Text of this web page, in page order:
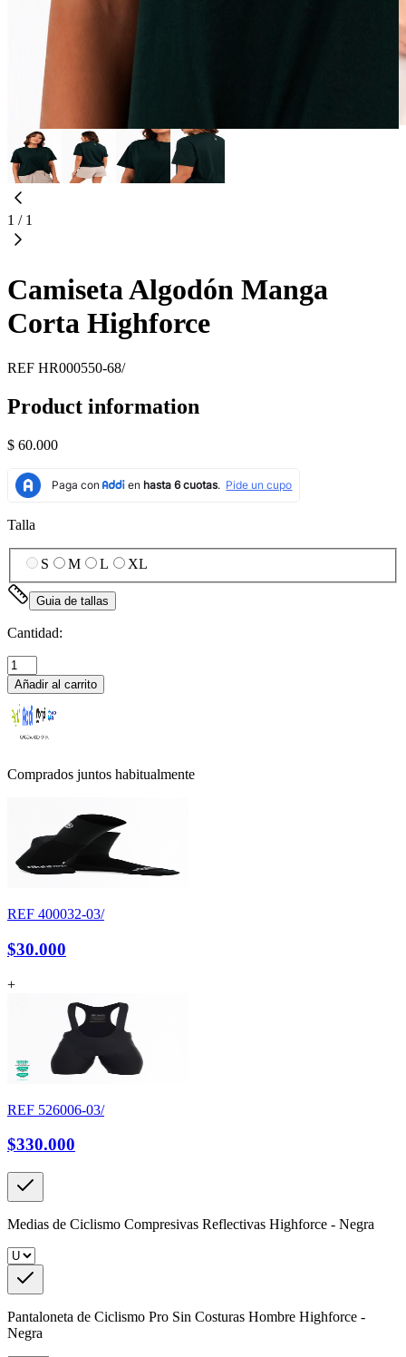
1 / 1
Camiseta Algodón Manga
Corta Highforce
REF HR000550-68/
Product information
$ 60.000
Talla
S M L XL
Guia de tallas
Cantidad:
Añadir al carrito
Comprados juntos habitualmente
REF 400032-03/
$30.000
+
REF 526006-03/
$330.000
Medias de Ciclismo Compresivas Reflectivas Highforce - Negra
Pantaloneta de Ciclismo Pro Sin Costuras Hombre Highforce -
Negra